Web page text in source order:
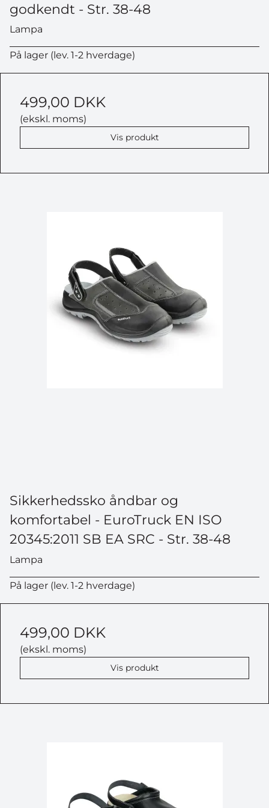
godkendt - Str. 38-48
Lampa
På lager (lev. 1-2 hverdage)
499,00 DKK
(ekskl. moms)
Vis produkt
Sikkerhedssko åndbar og
komfortabel - EuroTruck EN ISO
20345:2011 SB EA SRC - Str. 38-48
Lampa
På lager (lev. 1-2 hverdage)
499,00 DKK
(ekskl. moms)
Vis produkt